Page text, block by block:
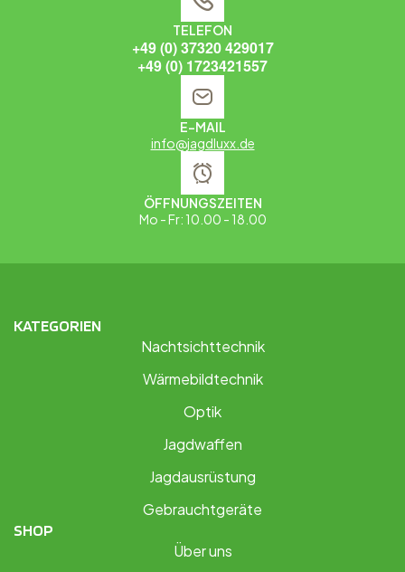
TELEFON
+49 (0) 37320 429017
+49 (0) 1723421557
E-MAIL
info@jagdluxx.de
ÖFFNUNGSZEITEN
Mo - Fr: 10.00 - 18.00
KATEGORIEN
Nachtsichttechnik
Wärmebildtechnik
Optik
Jagdwaffen
Jagdausrüstung
Gebrauchtgeräte
SHOP
Über uns